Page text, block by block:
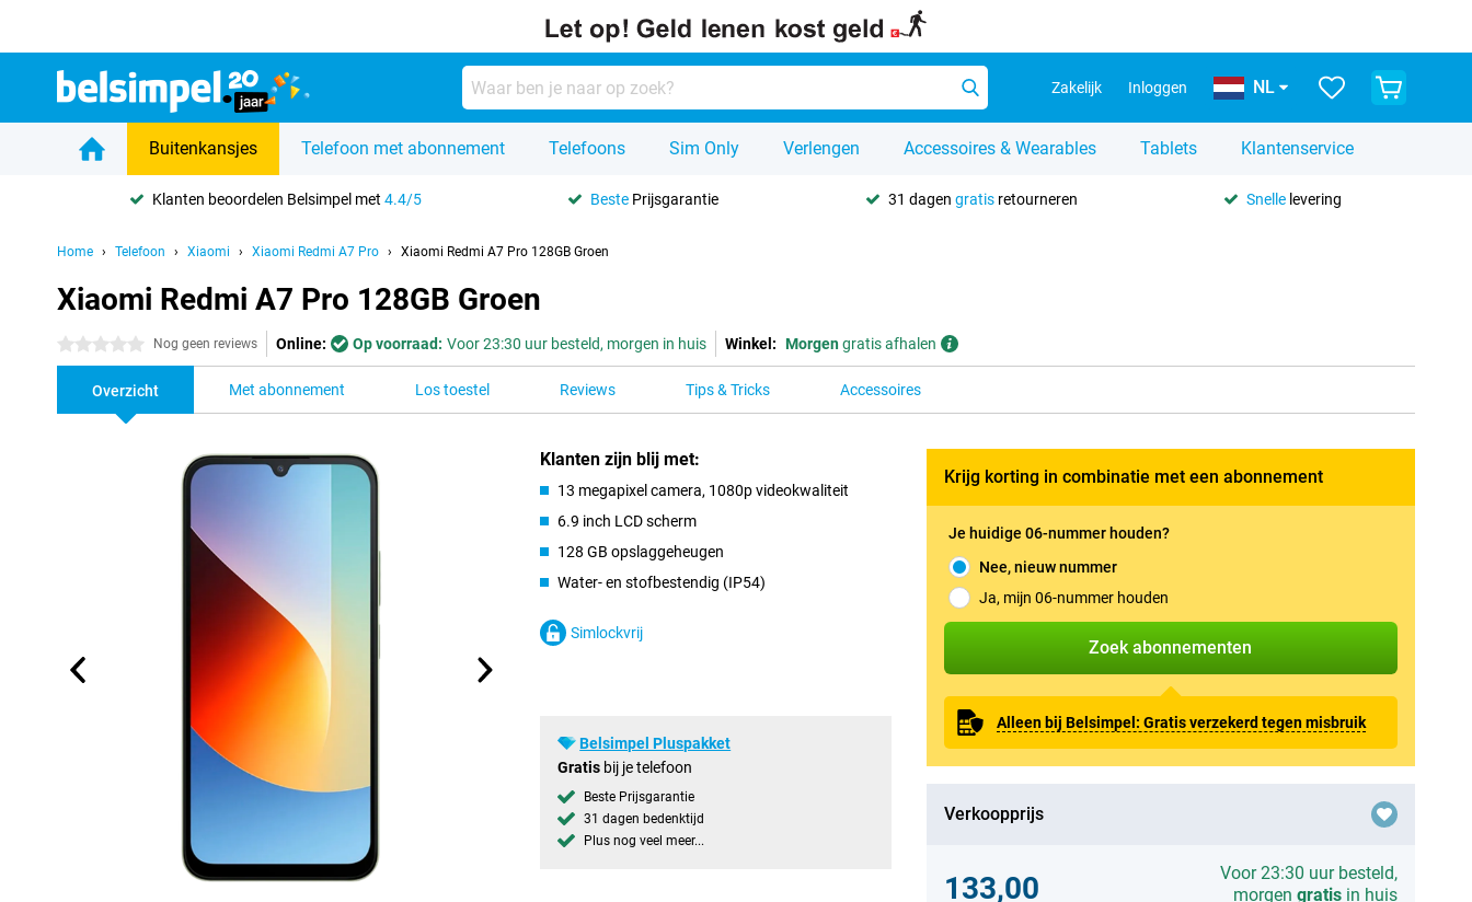
Zakelijk Inloggen NL
Buitenkansjes Telefoon met abonnement Telefoons Sim Only Verlengen Accessoires & Wearables Tablets Klantenservice
Klanten beoordelen Belsimpel met4.4/5 Beste Prijsgarantie 31 dagen gratisretourneren Snellelevering
Home Telefoon Xiaomi Xiaomi Redmi A7 Pro Xiaomi Redmi A7 Pro 128GB Groen
Xiaomi Redmi A7 Pro 128GB Groen
0 sterren Nog geen reviews Online: Op voorraad: Voor 23:30 uur besteld, morgen in huis Winkel: Morgengratis afhalen
Overzicht Met abonnement Los toestel Reviews Tips & Tricks Accessoires
Klanten zijn blij met:
13 megapixel camera, 1080p videokwaliteit
6.9 inch LCD scherm
128 GB opslaggeheugen
Water- en stofbestendig (IP54)
Simlockvrij
Belsimpel Pluspakket
Gratis bij je telefoon
Beste Prijsgarantie
31 dagen bedenktijd
Plus nog veel meer...
Krijg korting in combinatie met een abonnement
Je huidige 06-nummer houden?
Nee, nieuw nummer
Ja, mijn 06-nummer houden
Zoek abonnementen
Alleen bij Belsimpel: Gratis verzekerd tegen misbruik
Verkoopprijs
133,00
Voor 23:30 uur besteld,
morgen gratisin huis